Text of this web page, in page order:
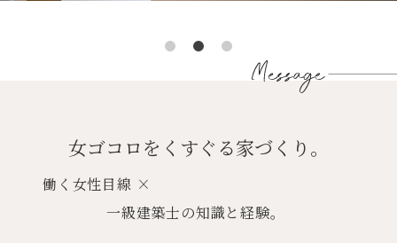
女ゴコロをくすぐる家づくり。
働く女性目線 ×
一級建築士の知識と経験。